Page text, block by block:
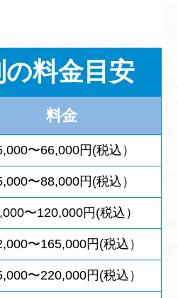
の料金目安
料金
〜66,000円(税込）
〜88,000円(税込）
〜120,000円(税込）
〜165,000円(税込）
〜220,000円(税込）